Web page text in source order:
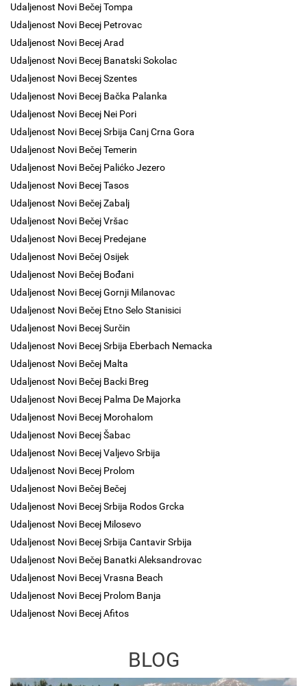
Udaljenost Novi Bečej Tompa
Udaljenost Novi Becej Petrovac
Udaljenost Novi Becej Arad
Udaljenost Novi Becej Banatski Sokolac
Udaljenost Novi Becej Szentes
Udaljenost Novi Becej Bačka Palanka
Udaljenost Novi Becej Nei Pori
Udaljenost Novi Becej Srbija Canj Crna Gora
Udaljenost Novi Bečej Temerin
Udaljenost Novi Bečej Palićko Jezero
Udaljenost Novi Becej Tasos
Udaljenost Novi Bečej Zabalj
Udaljenost Novi Bečej Vršac
Udaljenost Novi Becej Predejane
Udaljenost Novi Bečej Osijek
Udaljenost Novi Bečej Bođani
Udaljenost Novi Becej Gornji Milanovac
Udaljenost Novi Bečej Etno Selo Stanisici
Udaljenost Novi Becej Surčin
Udaljenost Novi Becej Srbija Eberbach Nemacka
Udaljenost Novi Bečej Malta
Udaljenost Novi Bečej Backi Breg
Udaljenost Novi Becej Palma De Majorka
Udaljenost Novi Becej Morohalom
Udaljenost Novi Becej Šabac
Udaljenost Novi Becej Valjevo Srbija
Udaljenost Novi Becej Prolom
Udaljenost Novi Bečej Bečej
Udaljenost Novi Becej Srbija Rodos Grcka
Udaljenost Novi Becej Milosevo
Udaljenost Novi Becej Srbija Cantavir Srbija
Udaljenost Novi Bečej Banatki Aleksandrovac
Udaljenost Novi Becej Vrasna Beach
Udaljenost Novi Becej Prolom Banja
Udaljenost Novi Becej Afitos
BLOG